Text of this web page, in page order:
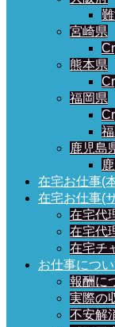
宮崎県
熊本県
福岡県
鹿児島
在宅お仕事(
在宅お仕事(
在宅代
在宅代
在宅チ
お仕事につ
報酬に
実際の
不安解